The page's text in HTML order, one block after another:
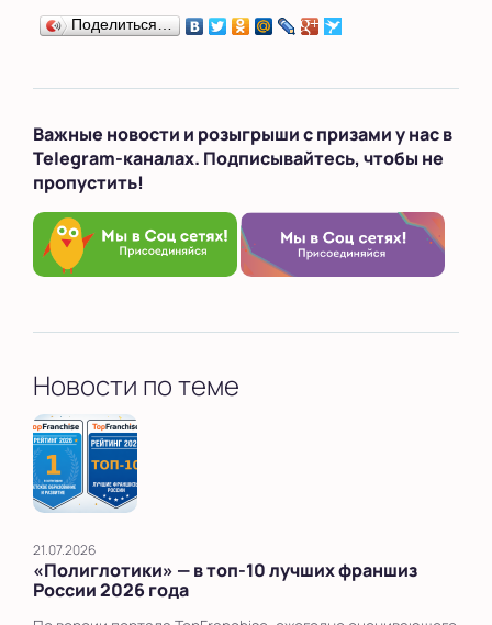
Поделиться…
Важные новости и розыгрыши с призами у нас в
Telegram-каналах. Подписывайтесь, чтобы не
пропустить!
Новости по теме
21.07.2026
«Полиглотики» — в топ‑10 лучших франшиз
России 2026 года